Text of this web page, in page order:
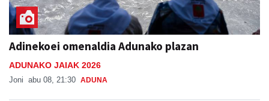
Adinekoei omenaldia Adunako plazan
ADUNAKO JAIAK 2026
Joni abu 08, 21:30 ADUNA